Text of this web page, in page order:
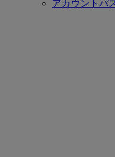
アカウントパ